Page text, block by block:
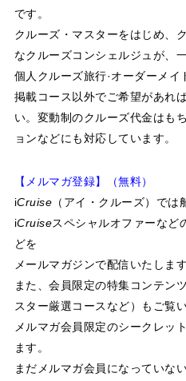
です。
クルーズ・マスターをはじめ、
なクルーズコンシェルジュが、
個人クルーズ旅行·オーダーメイ
掲載コース以外でご希望があれ
い。変動制のクルーズ代金はも
ョンなどにも対応しています。
【メルマガ登録】（無料）
iCruise （アイ・クルーズ）では
iCruiseスペシャルオファーなど
どを
メールマガジンで配信いたします
また、会員限定の特集コンテン
スター厳選コースなど）もご覧
メルマガ会員限定のシークレッ
ます。
まだメルマガ会員になっていな